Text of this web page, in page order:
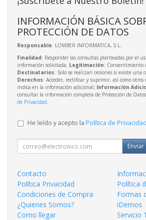
INFORMACIÓN BÁSICA
PROTECCIÓN DE DATOS
Responsable: LOMBER INFORMATICA, S.L.
Finalidad: Responder las consultas planteadas por el
información solicitada; Legitimación: Consentimiento
Destinatarios: Solo se realizan cesiones si existe una
Derechos: Acceder, rectificar y suprimir, así como otros
indica en la información adicional; Información
consultar la información completa de Protección de
de Privacidad.
He leído y acepto la Política de Privacidad
Enviar
Contacto
Política Privacidad
Política
Condiciones de Compra
Formas
¿Quienes Somos?
iDemos
Como llegar
Servicio